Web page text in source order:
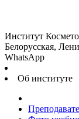
Институт
Белорусская,
WhatsApp
Об институте